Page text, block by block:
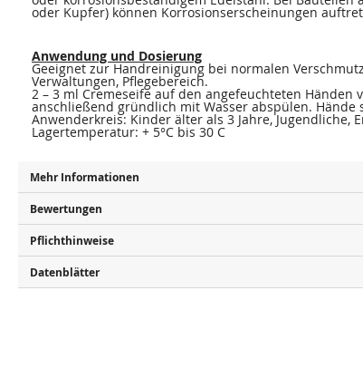
oder Kupfer) können Korrosionserscheinungen
Anwendung und Dosierung
Geeignet zur Handreinigung bei normalen
Verwaltungen, Pflegebereich.
2 – 3 ml Cremeseife auf den angefeuchteten Händen
anschließend gründlich mit Wasser abspülen. Hände
Anwenderkreis: Kinder älter als 3 Jahre, Jugendliche,
Lagertemperatur: + 5°C bis 30 C
Mehr Informationen
Bewertungen
Pflichthinweise
Datenblätter